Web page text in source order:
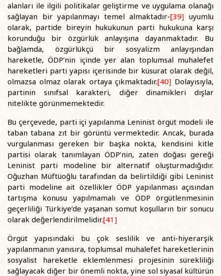
alanları ile ilgili politikalar geliştirme ve uygulama olanağı
sağlayan bir yapılanmayı temel almaktadır-[39] uyumlu
olarak, partide bireyin hukukunun parti hukukuna karşı
korunduğu bir özgürlük anlayışına dayanmaktadır. Bu
bağlamda, özgürlükçü bir sosyalizm anlayışından
hareketle, ÖDP’nin içinde yer alan toplumsal muhalefet
hareketleri parti yapısı içerisinde bir küsurat olarak değil,
olmazsa olmaz olarak ortaya çıkmaktadır.[40] Dolayısıyla,
partinin sınıfsal karakteri, diğer dinamikleri dışlar
nitelikte görünmemektedir.
Bu çerçevede, parti içi yapılanma Leninist örgüt modeli ile
taban tabana zıt bir görüntü vermektedir. Ancak, burada
vurgulanması gereken bir başka nokta, kendisini kitle
partisi olarak tanımlayan ÖDP’nin, zaten doğası gereği
Leninist parti modeline bir alternatif oluşturmadığıdır.
Oğuzhan Müftüoğlu tarafından da belirtildiği gibi Leninist
parti modeline ait özellikler ÖDP yapılanması açısından
tartışma konusu yapılmamalı ve ÖDP örgütlenmesinin
geçerliliği Türkiye’de yaşanan somut koşulların bir sonucu
olarak değerlendirilmelidir.[41]
Örgüt yapısındaki bu çok seslilik ve anti-hiyerarşik
yapılanmanın yanısıra, toplumsal muhalefet hareketlerinin
sosyalist hareketle eklemlenmesi projesinin sürekliliği
sağlayacak diğer bir önemli nokta, yine sol siyasal kültürün